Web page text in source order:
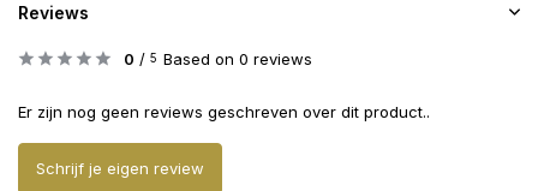
Reviews
0 / 5 Based on 0 reviews
Er zijn nog geen reviews geschreven over dit product..
Schrijf je eigen review